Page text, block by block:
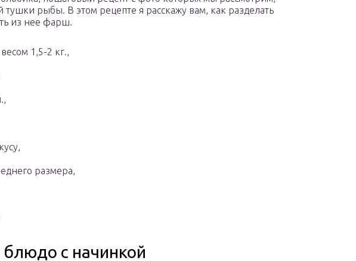
тушки рыбы. В этом рецепте я расскажу вам, как разделать
из нее фарш.
1,5-2 кг.,
размера,
с начинкой